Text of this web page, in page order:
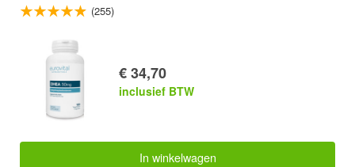
(255)
€ 34,70
inclusief BTW
In winkelwagen